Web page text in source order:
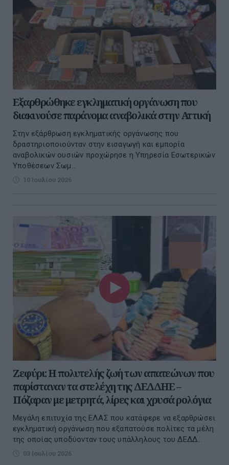
Εξαρθρώθηκε εγκληματική οργάνωση που
διακινούσε παράνομα αναβολικά στην Αττική
Στην εξάρθρωση εγκληματικής οργάνωσης που
δραστηριοποιούνταν στην εισαγωγή και εμπορία
αναβολικών ουσιών προχώρησε η Υπηρεσία Εσωτερικών
Υποθέσεων Σωμ...
10 Ιουλίου 2026
Ζεφύρι: Η πολυτελής ζωή των απατεώνων που
παρίσταναν τα στελέχη της ΔΕΔΔΗΕ –
Πόζαραν με μετρητά, λίρες και χρυσά ρολόγια
Μεγάλη επιτυχία της ΕΛΑΣ που κατάφερε να εξαρθρώσει
εγκληματική οργάνωση που εξαπατούσε πολίτες τα μέλη
της οποίας υποδύονταν τους υπάλληλους του ΔΕΔΔ...
03 Ιουλίου 2026